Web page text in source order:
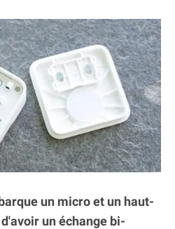
un micro et un haut-
un échange bi-